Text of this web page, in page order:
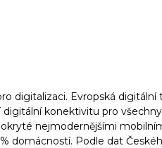
digitalizaci. Evropská digitální
konektivitu pro
nejmodernějšími
domácností. Podle dat